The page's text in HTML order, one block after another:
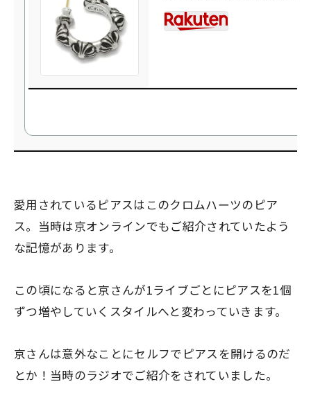
愛用されているピアスはこのクロムハーツのピア
ス。当時は京オンラインでもご紹介されていたよう
な記憶があります。
この頃になると京さんが1ライブごとにピアスを1個
ずつ増やしていくスタイルへと変わっていきます。
京さんは意外なことにセルフでピアスを開けるのだ
とか！ 当時のラジオでご紹介をされていました。